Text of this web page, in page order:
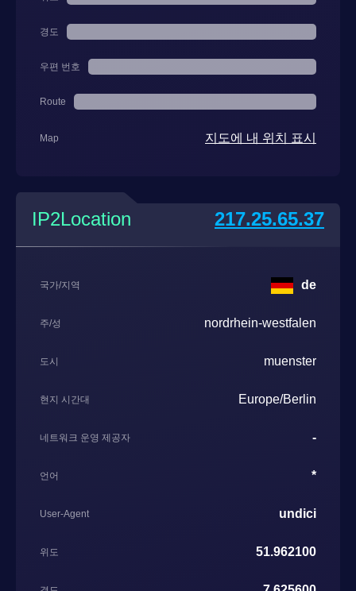
경도
우편 번호
Route
Map 지도에 내 위치 표시
IP2Location 217.25.65.37
국가/지역 de
주/성 nordrhein-westfalen
도시 muenster
현지 시간대 Europe/Berlin
네트워크 운영 제공자 -
언어 *
User-Agent undici
위도 51.962100